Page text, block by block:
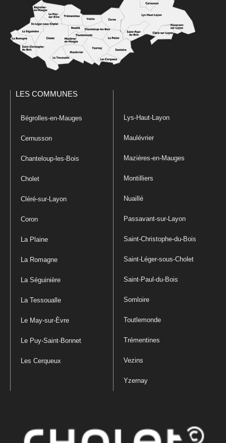
LES COMMUNES
Bégrolles-en-Mauges
Cernusson
Chanteloup-les-Bois
Cholet
Cléré-sur-Layon
Coron
La Plaine
La Romagne
La Séguinière
La Tessoualle
Le May-sur-Èvre
Le Puy-Saint-Bonnet
Les Cerqueux
Lys-Haut-Layon
Maulévrier
Mazières-en-Mauges
Montilliers
Nuaillé
Passavant-sur-Layon
Saint-Christophe-du-Bois
Saint-Léger-sous-Cholet
Saint-Paul-du-Bois
Somloire
Toutlemonde
Trémentines
Vezins
Yzernay